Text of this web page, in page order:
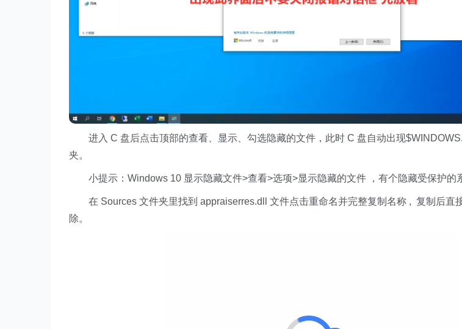
进入 C 盘后点击顶部的查看、显示、勾选隐藏的文件，此时 C 盘自动出现
夹。
小提示：Windows 10 显示隐藏文件>查看>选项>显示隐藏的文件 ，有个隐藏受保护的
在 Sources 文件夹里找到 appraiserres.dll 文件点击重命名并完整复制名称 , 复制后直
除。